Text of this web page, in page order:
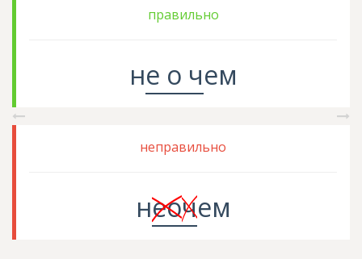
правильно
не о чем
неправильно
неочем